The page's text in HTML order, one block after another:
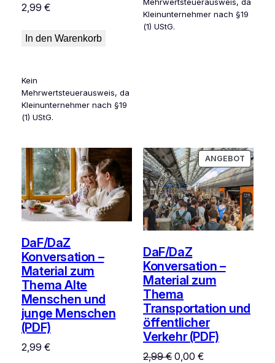
2,99 €
In den Warenkorb
Kein
Mehrwertsteuerausweis, da
Kleinunternehmer nach §19
(1) UStG.
Kleinunternehmer nach §19
(1) UStG.
DaF/DaZ
Konversation –
Material zum
Thema Alte
Menschen und
junge Menschen
(PDF)
2,99 €
ANGEBOT
IM
DaF/DaZ
Konversation –
Material zum
Thema
Transportation und
öffentlicher
Verkehr (PDF)
2,99€ Ursprünglicher
0,00€Aktueller